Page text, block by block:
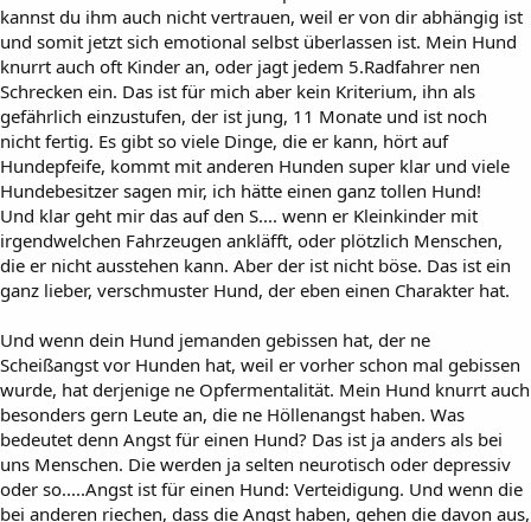
kannst du ihm auch nicht vertrauen, weil er von dir abhängig ist
und somit jetzt sich emotional selbst überlassen ist. Mein Hund
knurrt auch oft Kinder an, oder jagt jedem 5.Radfahrer nen
Schrecken ein. Das ist für mich aber kein Kriterium, ihn als
gefährlich einzustufen, der ist jung, 11 Monate und ist noch
nicht fertig. Es gibt so viele Dinge, die er kann, hört auf
Hundepfeife, kommt mit anderen Hunden super klar und viele
Hundebesitzer sagen mir, ich hätte einen ganz tollen Hund!
Und klar geht mir das auf den S.... wenn er Kleinkinder mit
irgendwelchen Fahrzeugen ankläfft, oder plötzlich Menschen,
die er nicht ausstehen kann. Aber der ist nicht böse. Das ist ein
ganz lieber, verschmuster Hund, der eben einen Charakter hat.
Und wenn dein Hund jemanden gebissen hat, der ne
Scheißangst vor Hunden hat, weil er vorher schon mal gebissen
wurde, hat derjenige ne Opfermentalität. Mein Hund knurrt auch
besonders gern Leute an, die ne Höllenangst haben. Was
bedeutet denn Angst für einen Hund? Das ist ja anders als bei
uns Menschen. Die werden ja selten neurotisch oder depressiv
oder so.....Angst ist für einen Hund: Verteidigung. Und wenn die
bei anderen riechen, dass die Angst haben, gehen die davon aus,